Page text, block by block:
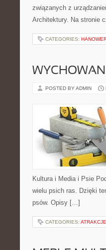
związanych z
Architektury. Na stronie
CATEGORIES:
POSTED BY ADMIN
Kultura i Media i Psie
wielu psich ras. Dzięki
psów. Opisy […]
CATEGORIES: